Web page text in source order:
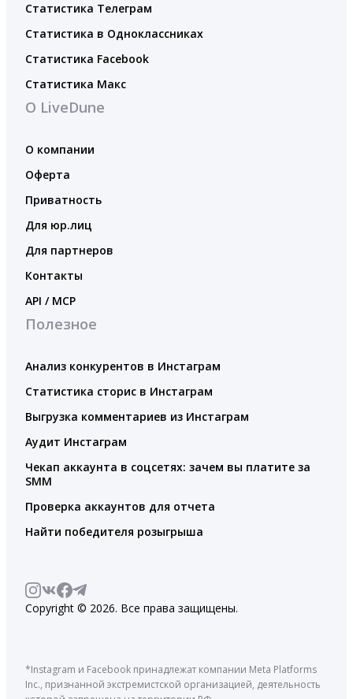
Статистика Телеграм
Статистика в Одноклассниках
Статистика Facebook
Статистика Макс
О LiveDune
О компании
Оферта
Приватность
Для юр.лиц
Для партнеров
Контакты
API / MCP
Полезное
Анализ конкурентов в Инстаграм
Статистика сторис в Инстаграм
Выгрузка комментариев из Инстаграм
Аудит Инстаграм
Чекап аккаунта в соцсетях: зачем вы платите за
SMM
Проверка аккаунтов для отчета
Найти победителя розыгрыша
Copyright © 2026. Все права защищены.
*Instagram и Facebook принадлежат компании Meta Platforms
Inc., признанной экстремистской организацией, деятельность